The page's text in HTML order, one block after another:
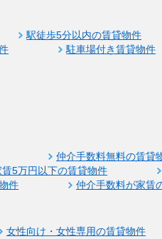
駅徒歩5分以内の賃貸物件
駐車場付き賃貸物件
仲介手数料無料の賃貸
賃5万円以下の賃貸物件
件
仲介手数料が家賃
女性向け・女性専用の賃貸物件